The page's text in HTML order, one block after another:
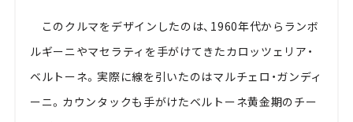
このクルマをデザインしたのは、1960年代からランボ
ルギーニやマセラティを手がけてきたカロッツェリア・
ベルトーネ。実際に線を引いたのはマルチェロ・ガンディ
ーニ。カウンタックも手がけたベルトーネ黄金期のチー